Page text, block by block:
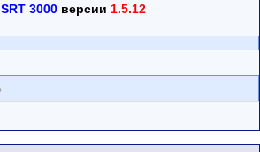
3000 версии 1.5.12